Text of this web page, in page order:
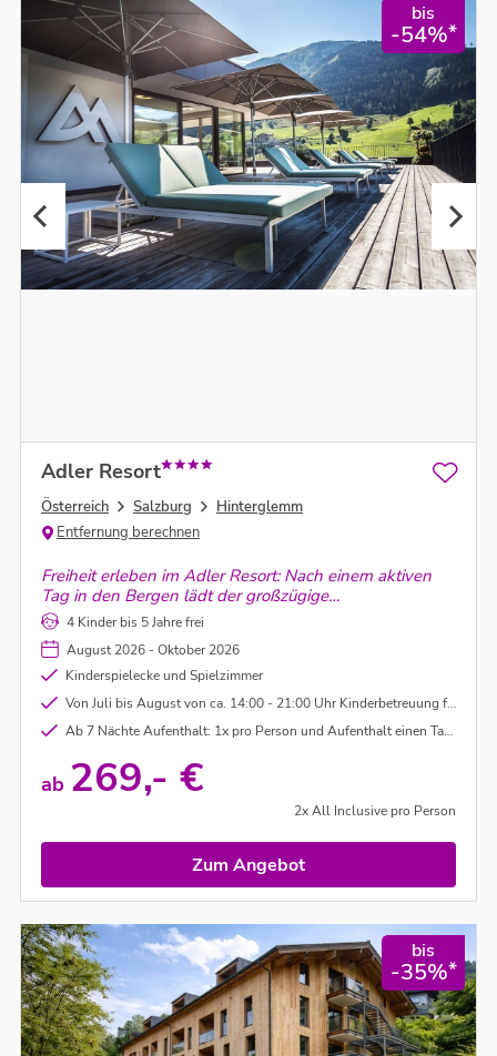
bis
-54%*
Adler Resort
Österreich Salzburg
Hinterglemm
Entfernung berechnen
Freiheit erleben im Adler Resort: Nach einem aktiven
Tag in den Bergen lädt der großzügige
Wellnessbereich zum Abschalten ein – mit einem
beheizten Pool und dem wohl schönsten
Panoramablick ins Tal.
4 Kinder bis 5 Jahre frei
August 2026 - Oktober 2026
Kinderspielecke und Spielzimmer
Von Juli bis August von ca. 14:00 - 21:00 Uhr Kinderbetreuung für Kinder ab 3 Jahre
Ab 7 Nächte Aufenthalt: 1x pro Person und Aufenthalt einen Tag E-Bike Verleih im Wert von ca. € 50,00 inklusive
ab 269,- €
2x All Inclusive pro Person
Zum Angebot
bis
-35%*